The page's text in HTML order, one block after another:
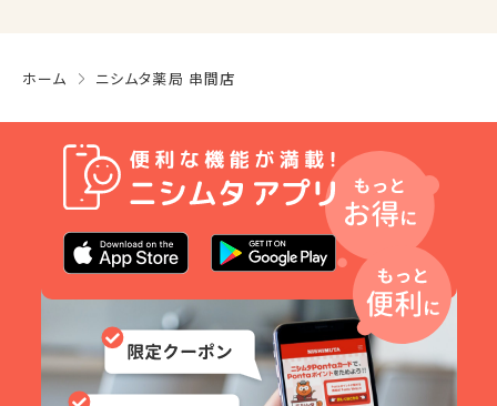
ホーム ニシムタ薬局 串間店